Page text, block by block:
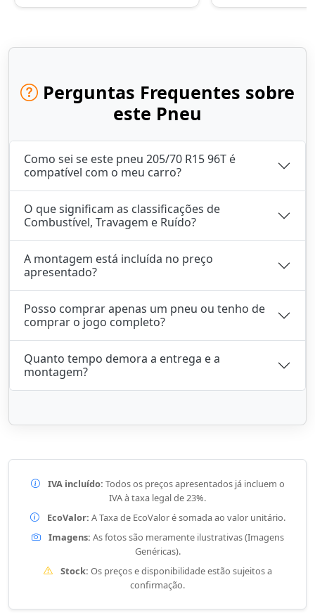
Perguntas Frequentes sobre
este Pneu
Como sei se este pneu 205/70 R15 96T é
compatível com o meu carro?
O que significam as classificações de
Combustível, Travagem e Ruído?
A montagem está incluída no preço
apresentado?
Posso comprar apenas um pneu ou tenho de
comprar o jogo completo?
Quanto tempo demora a entrega e a
montagem?
IVA incluído: Todos os preços apresentados já incluem o
IVA à taxa legal de 23%.
EcoValor: A Taxa de EcoValor é somada ao valor unitário.
Imagens: As fotos são meramente ilustrativas (Imagens
Genéricas).
Stock: Os preços e disponibilidade estão sujeitos a
confirmação.